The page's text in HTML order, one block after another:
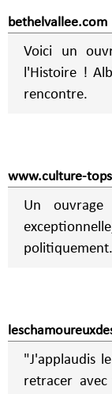
bethelvallee.com
Voici un
l'Histoire ! Albin Michel nous propose une très belle
rencontre.
www.culture-
Un
politiquement.
"J'applaudis
retracer